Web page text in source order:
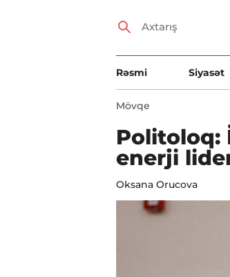
Rəsmi Siyasət
Mövqe
Politoloq:
enerji
Oksana Orucova